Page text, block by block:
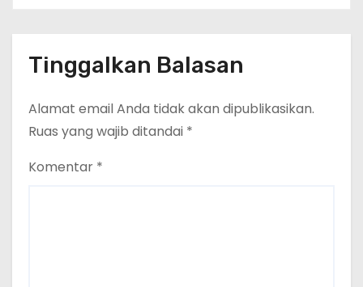
Tinggalkan Balasan
Alamat email Anda tidak akan dipublikasikan.
Ruas yang wajib ditandai *
Komentar *